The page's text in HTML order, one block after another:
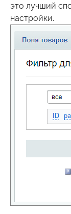
это лучший
настройки.